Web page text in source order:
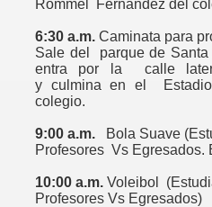
Rommel
Fernández del
6:30 a.m. Caminata para
Sale del
parque de
entra por la calle
y culmina en el
colegio.
9:00 a.m.
Bola Suave
Profesores Vs Egresados.
10:00 a.m. Voleibol
Profesores Vs Egresados)